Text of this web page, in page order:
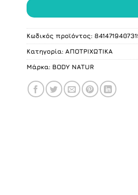
Κωδικός προϊόντος:
Κατηγορία: ΑΠΟΤΡΙΧΩΤΙΚΑ
Μάρκα: BODY NATUR